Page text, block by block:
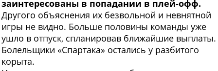
заинтересованы в попадании в плей-офф.
Другого объяснения их безвольной и невнятной
игры не видно. Больше половины команды уже
ушло в отпуск, спланировав ближайшие выплаты.
Болельщики «Спартака» остались у разбитого
корыта.